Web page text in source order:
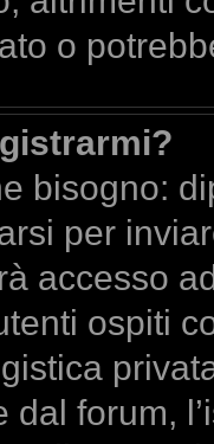
o
bisogno:
per
accesso
ospiti
dal forum,